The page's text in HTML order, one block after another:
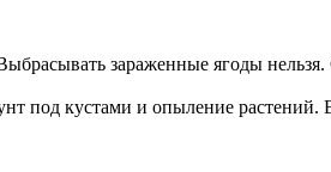
зараженные ягоды
под кустами и опыление растений.